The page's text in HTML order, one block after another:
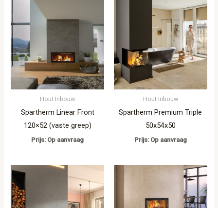
Hout Inbouw
Spartherm Linear Front
120×52 (vaste greep)
Prijs: Op aanvraag
Hout Inbouw
Spartherm Premium Triple
50x54x50
Prijs: Op aanvraag